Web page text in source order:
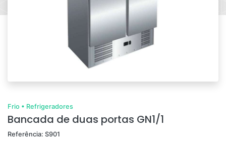
Frio • Refrigeradores
Bancada de duas portas GN1/1
Referência: S901